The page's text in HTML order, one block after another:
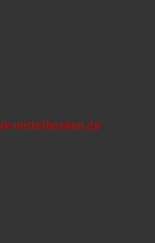
mittelfranken.de